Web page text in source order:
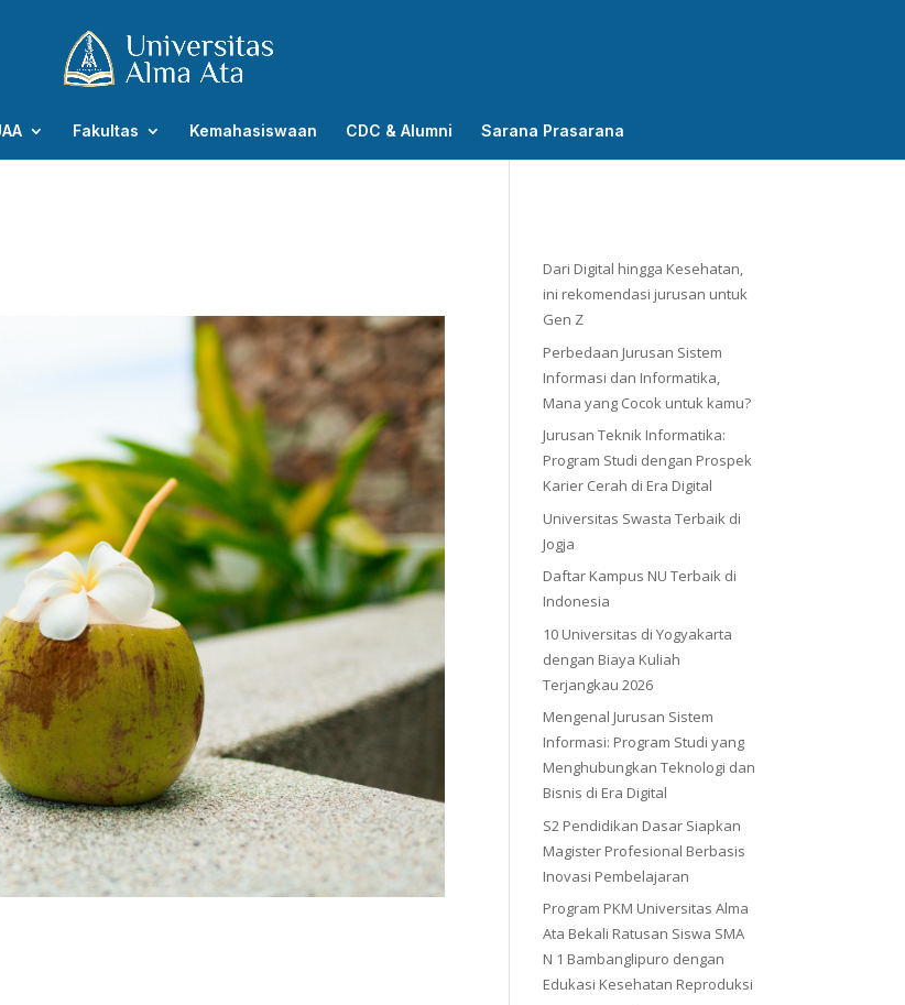
Fakultas Kemahasiswaan CDC & Alumni Sarana Prasarana
Dari Digital hingga Kesehatan,
ini rekomendasi jurusan untuk
Gen Z
Perbedaan Jurusan Sistem
Informasi dan Informatika,
Mana yang Cocok untuk kamu?
Jurusan Teknik Informatika:
Program Studi dengan Prospek
Karier Cerah di Era Digital
Universitas Swasta Terbaik di
Jogja
Daftar Kampus NU Terbaik di
Indonesia
10 Universitas di Yogyakarta
dengan Biaya Kuliah
Terjangkau 2026
Mengenal Jurusan Sistem
Informasi: Program Studi yang
Menghubungkan Teknologi dan
Bisnis di Era Digital
S2 Pendidikan Dasar Siapkan
Magister Profesional Berbasis
Inovasi Pembelajaran
Program PKM Universitas Alma
Ata Bekali Ratusan Siswa SMA
N 1 Bambanglipuro dengan
Edukasi Kesehatan Reproduksi